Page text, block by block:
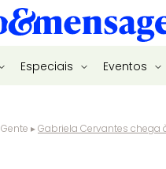
Especiais Eventos
Gente ▸Gabriela Cervantes chega